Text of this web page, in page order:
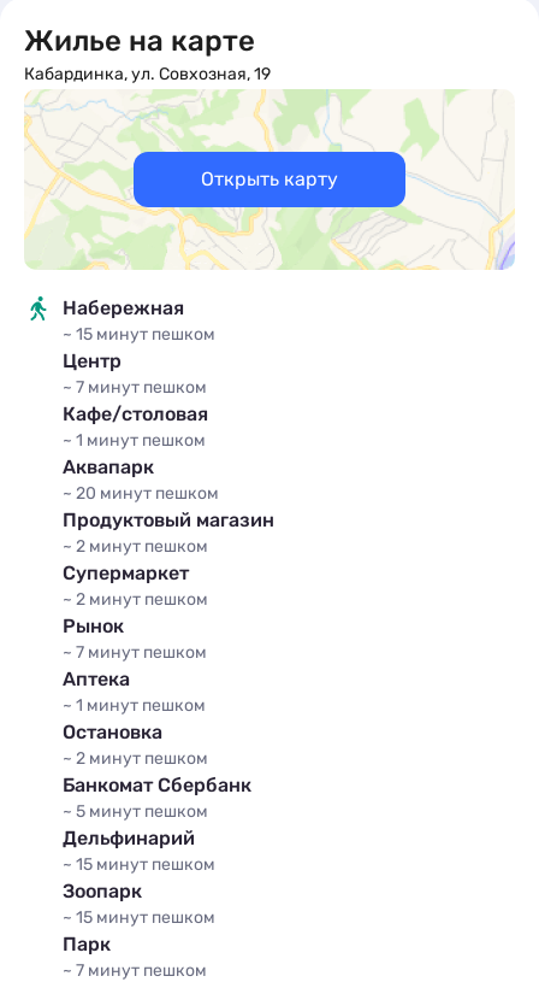
Четырёхместный «Стандарт» без
балкона (3 этаж) #2
x4кол-во гостей
1 комната 4 места 20 м2
Кровати: 1 односпальная кровать
Четырёхместный «Стандарт» с
балконом (2 этаж)
x4 кол-во гостей
1 комната
Подробное описание
Жилье на карте
Кабардинка, ул. Совхозная, 19
Открыть карту
Набережная
~ 15 минут пешком
Центр
~ 7 минут пешком
Кафе/столовая
~ 1 минут пешком
Аквапарк
~ 20 минут пешком
Продуктовый магазин
~ 2 минут пешком
Супермаркет
~ 2 минут пешком
Рынок
~ 7 минут пешком
Аптека
~ 1 минут пешком
Остановка
~ 2 минут пешком
Банкомат Сбербанк
~ 5 минут пешком
Дельфинарий
~ 15 минут пешком
Зоопарк
~ 15 минут пешком
Парк
~ 7 минут пешком